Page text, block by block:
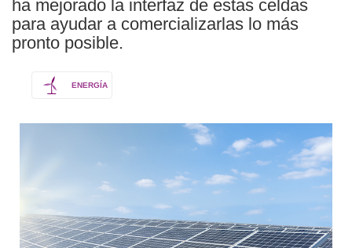
ha mejorado la interfaz de estas celdas
para ayudar a comercializarlas lo más
pronto posible.
ENERGÍA